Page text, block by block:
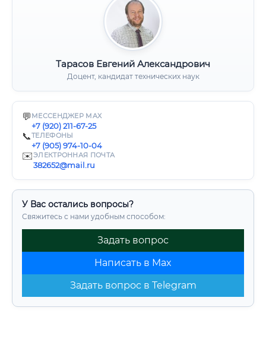
Тарасов Евгений Александрович
Доцент, кандидат технических наук
💬 МЕССЕНДЖЕР MAX
+7 (920) 211-67-25
📞ТЕЛЕФОНЫ
+7 (905) 974-10-04
✉️ЭЛЕКТРОННАЯ ПОЧТА
382652@mail.ru
У Вас остались вопросы?
Свяжитесь с нами удобным способом:
Задать вопрос
Написать в Max
Задать вопрос в Telegram